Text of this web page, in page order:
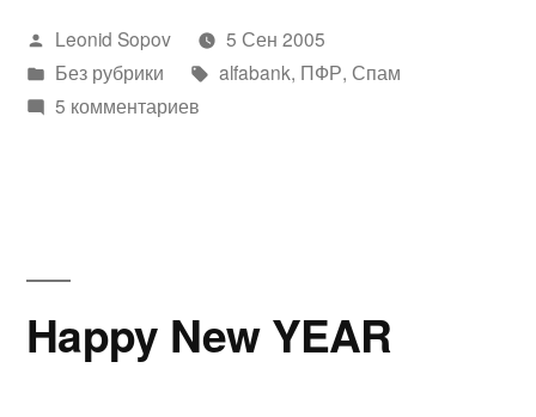
Написано
автором
Leonid Sopov
5 Сен 2005
Написано
в
Без рубрики Метки:
alfabank, ПФР, Спам
5 комментариев
Happy New YEAR